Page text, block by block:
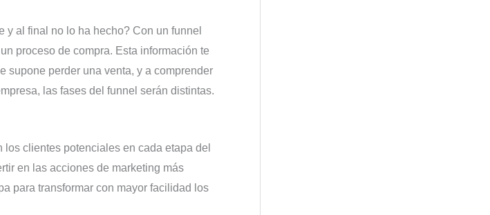
al final no lo ha hecho? Con un funnel
proceso de compra. Esta información te
supone perder una venta, y a comprender
las fases del funnel serán distintas.
clientes potenciales en cada etapa del
en las acciones de marketing más
para transformar con mayor facilidad los